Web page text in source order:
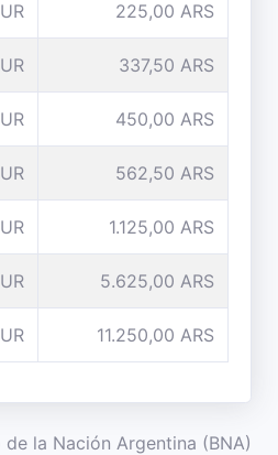
225,00 ARS
337,50 ARS
450,00 ARS
562,50 ARS
1.125,00 ARS
5.625,00 ARS
11.250,00 ARS
de la Nación Argentina (BNA)